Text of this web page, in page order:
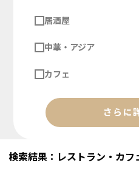
居酒屋
中華・アジア
カフェ
さらに
検索結果：レストラン・カフ